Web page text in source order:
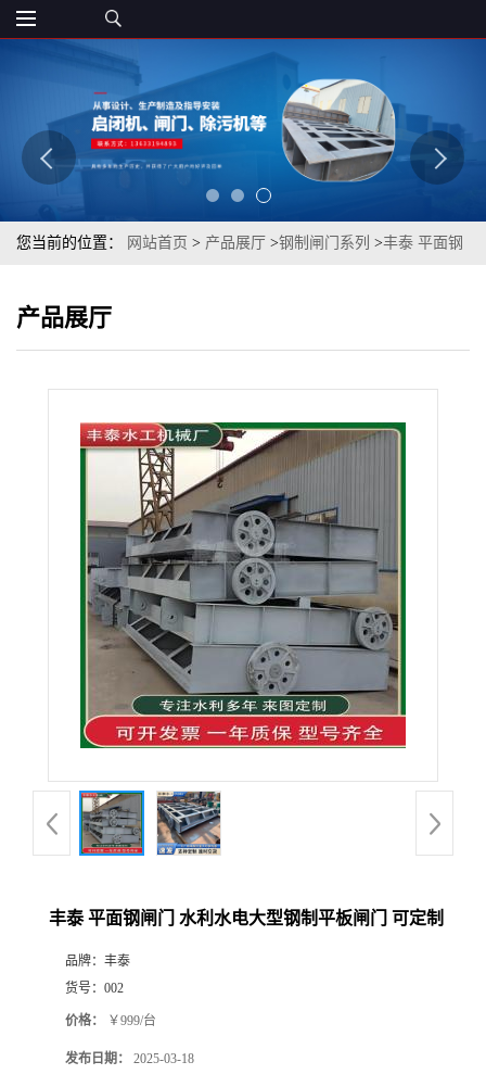
您当前的位置： 网站首页 > 产品展厅 >钢制闸门系列 >丰泰 平面钢
产品展厅
丰泰 平面钢闸门 水利水电大型钢制平板闸门 可定制
品牌： 丰泰
货号： 002
价格： ￥999/台
发布日期： 2025-03-18